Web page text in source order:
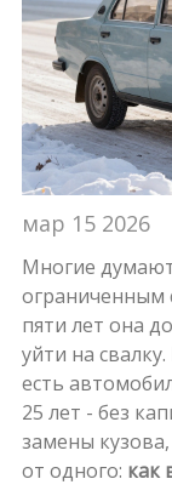
мар 15 2026
Многие
ограниченным
пяти лет она
уйти на
есть
25 лет - без
замены
от одного: как